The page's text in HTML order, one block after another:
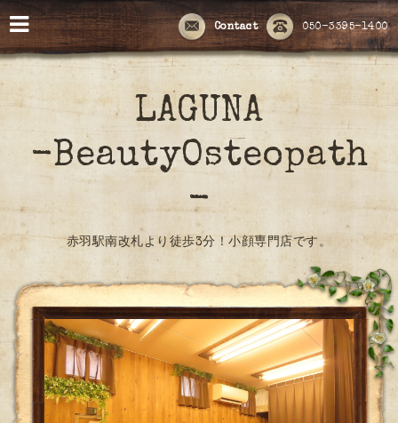
050-3395-1400
Contact
LAGUNA
-BeautyOsteopath
-
赤羽駅南改札より徒歩3分！小顔専門店です。